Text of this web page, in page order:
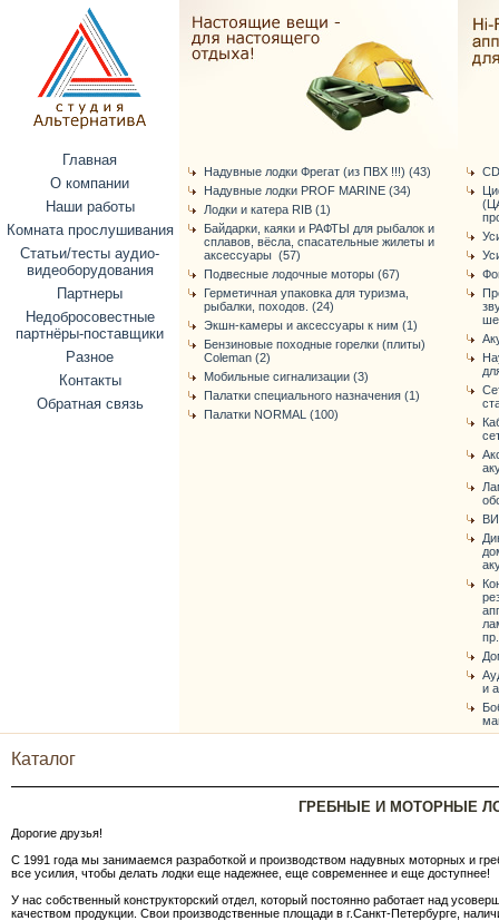
Главная
О компании
Наши работы
Комната прослушивания
Статьи/тесты аудио-
видеоборудования
Партнеры
Недобросовестные
партнёры-поставщики
Разное
Контакты
Обратная связь
Надувные лодки Фрегат (из ПВХ !!!) (43)
Надувные лодки PROF MARINE (34)
Лодки и катера RIB (1)
Байдарки, каяки и РАФТЫ для рыбалок и
сплавов, вёсла, спасательные жилеты и
аксессуары (57)
Подвесные лодочные моторы (67)
Герметичная упаковка для туризма,
рыбалки, походов. (24)
Экшн-камеры и аксессуары к ним (1)
Бензиновые походные горелки (плиты)
Coleman (2)
Мобильные сигнализации (3)
Палатки специального назначения (1)
Палатки NORMAL (100)
и
Каталог
ГРЕБНЫЕ И МОТОРНЫЕ
Дорогие друзья!
С 1991 года мы занимаемся разработкой и производством надувных моторных и
все усилия, чтобы делать лодки еще надежнее, еще современнее и еще доступнее!
У нас собственный конструкторский отдел, который постоянно работает над
качеством продукции. Свои производственные площади в г.Санкт-Петербурге,